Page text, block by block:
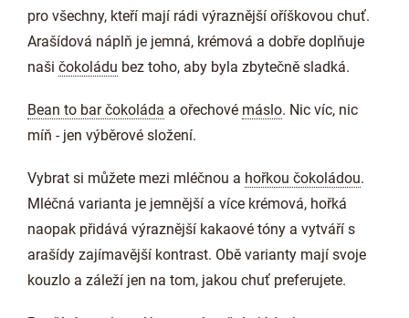
pro všechny, kteří mají rádi výraznější oříškovou chuť.
Arašídová náplň je jemná, krémová a dobře doplňuje
naši čokoládu bez toho, aby byla zbytečně sladká.
Bean to bar čokoláda a ořechové máslo. Nic víc, nic
míň - jen výběrové složení.
Vybrat si můžete mezi mléčnou a hořkou čokoládou.
Mléčná varianta je jemnější a více krémová, hořká
naopak přidává výraznější kakaové tóny a vytváří s
arašídy zajímavější kontrast. Obě varianty mají svoje
kouzlo a záleží jen na tom, jakou chuť preferujete.